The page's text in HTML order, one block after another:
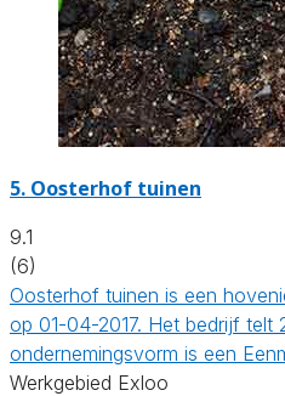
5. Oosterhof tuinen
9.1
(6)
Oosterhof tuinen is een
op 01-04-2017. Het bedrijf telt
ondernemingsvorm is een
Werkgebied Exloo